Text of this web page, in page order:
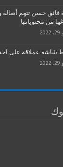
فائق حسن تتهم أصالة
من محتوياتها
شاشة عملاقة على